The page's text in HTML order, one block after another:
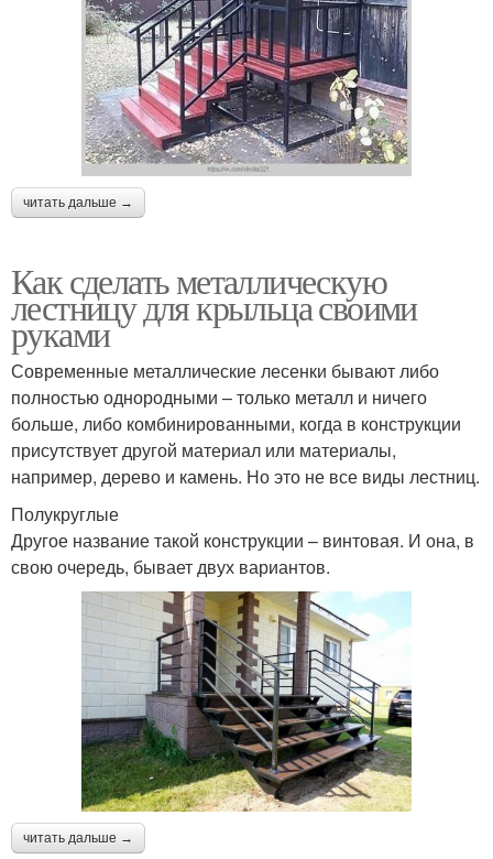
читать дальше →
Как сделать металлическую
лестницу для крыльца своими
руками
Современные металлические лесенки бывают либо
полностью однородными – только металл и ничего
больше, либо комбинированными, когда в конструкции
присутствует другой материал или материалы,
например, дерево и камень. Но это не все виды лестниц.
Полукруглые
Другое название такой конструкции – винтовая. И она, в
свою очередь, бывает двух вариантов.
читать дальше →